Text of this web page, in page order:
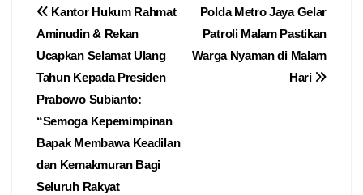
Navigasi
pos
Polda Metro Jaya Gelar
Patroli Malam Pastikan
Warga Nyaman di Malam
Hari
Kantor Hukum Rahmat
Aminudin & Rekan
Ucapkan Selamat Ulang
Tahun Kepada Presiden
Prabowo Subianto:
“Semoga Kepemimpinan
Bapak Membawa Keadilan
dan Kemakmuran Bagi
Seluruh Rakyat